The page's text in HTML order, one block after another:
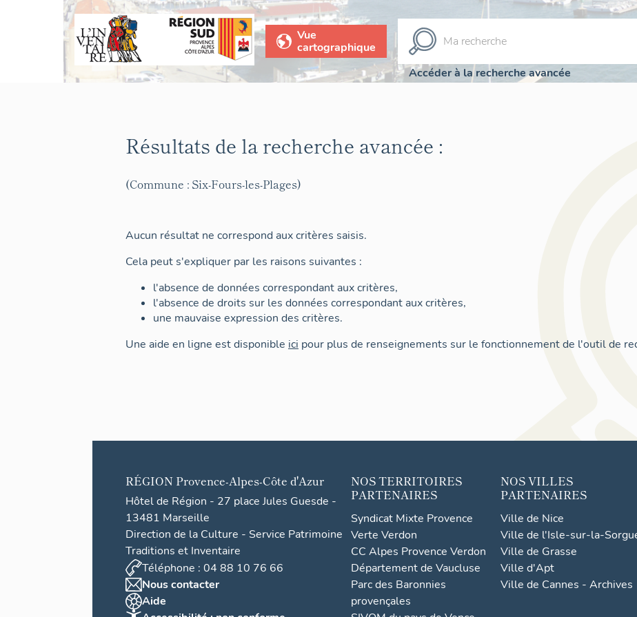
Vue
cartographique
Accéder à la recherche avancée
Résultats de la recherche avancée :
(Commune : Six-Fours-les-Plages)
Aucun résultat ne correspond aux critères saisis.
Cela peut s'expliquer par les raisons suivantes :
l'absence de données correspondant aux critères,
l'absence de droits sur les données correspondant aux critères,
une mauvaise expression des critères.
Une aide en ligne est disponible ici pour plus de renseignements sur le fonctionnement de l'outil de
RÉGION Provence-Alpes-Côte d'Azur
Hôtel de Région - 27 place Jules Guesde -
13481 Marseille
Direction de la Culture - Service Patrimoine
Traditions et Inventaire
Téléphone : 04 88 10 76 66
Nous contacter
Aide
NOS TERRITOIRES
PARTENAIRES
Syndicat Mixte Provence
Verte Verdon
CC Alpes Provence Verdon
Département de Vaucluse
Parc des Baronnies
provençales
NOS VILLES
PARTENAIRES
Ville de Nice
Ville de l'Isle-sur-la-
Ville de Grasse
Ville d'Apt
Ville de Cannes - Archives